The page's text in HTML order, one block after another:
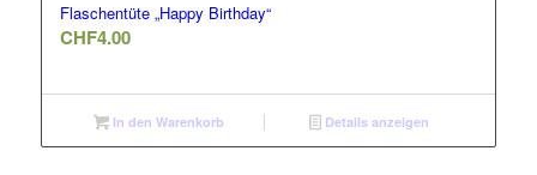
Flaschentüte „Happy Birthday“
CHF4.00
In den Warenkorb Details anzeigen